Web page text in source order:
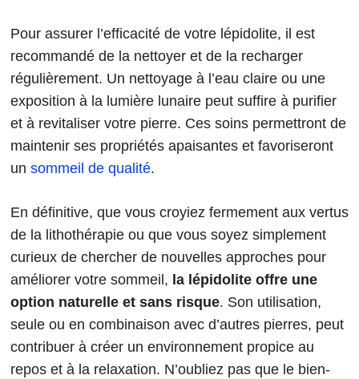
Pour assurer l’efficacité de votre lépidolite, il est
recommandé de la nettoyer et de la recharger
régulièrement. Un nettoyage à l’eau claire ou une
exposition à la lumière lunaire peut suffire à purifier
et à revitaliser votre pierre. Ces soins permettront de
maintenir ses propriétés apaisantes et favoriseront
un sommeil de qualité.
En définitive, que vous croyiez fermement aux vertus
de la lithothérapie ou que vous soyez simplement
curieux de chercher de nouvelles approches pour
améliorer votre sommeil, la lépidolite offre une
option naturelle et sans risque. Son utilisation,
seule ou en combinaison avec d’autres pierres, peut
contribuer à créer un environnement propice au
repos et à la relaxation. N’oubliez pas que le bien-